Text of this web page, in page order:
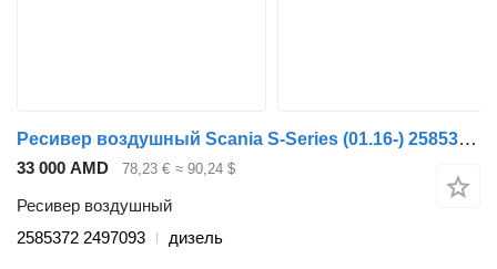
Ресивер воздушный Scania S-Series (01.16-) 2585372 2497093 для тягача Scania L,P,G,R,S-series (2016-)
33 000 AMD 78,23 € ≈ 90,24 $
Ресивер воздушный
2585372 2497093
дизель